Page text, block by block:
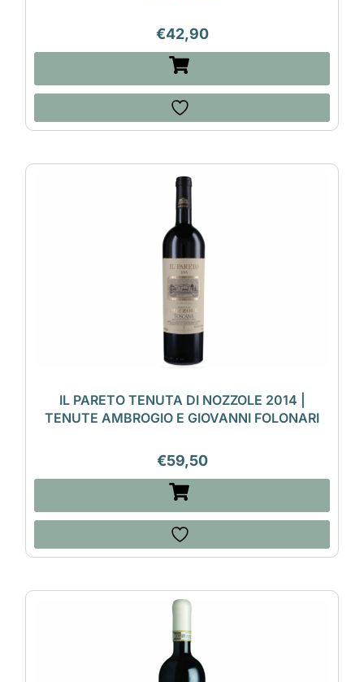
€42,90
IL PARETO TENUTA DI NOZZOLE 2014 |
TENUTE AMBROGIO E GIOVANNI FOLONARI
€59,50